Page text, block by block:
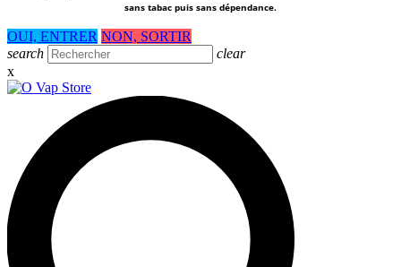
sans tabac puis sans dépendance.
OUI, ENTRER NON, SORTIR
search
clear
x